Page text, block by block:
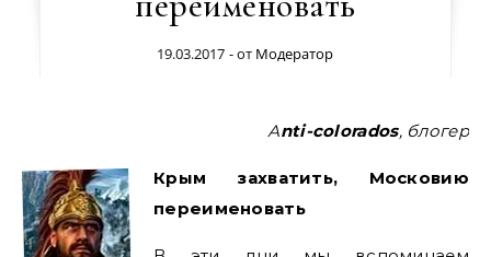
19.03.2017 - от Модератор
Аnti-colorados, блогер
Крым захватить, Московию
переименовать